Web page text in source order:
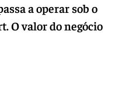
a operar sob o
O valor do negócio